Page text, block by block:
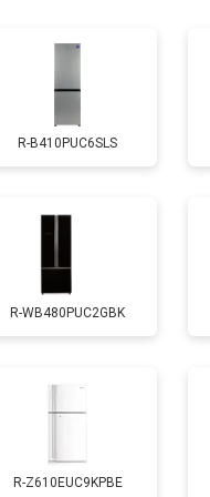
1700 ₽
2550 ₽
1700 ₽
4750 ₽
2550 ₽
R-B410PUC6SLS
R-WB480PUC2GBK
R-Z610EUC9KPBE